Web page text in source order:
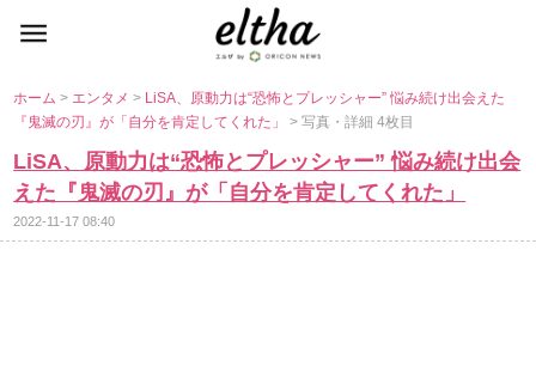
ホーム> エンタメ> LiSA、原動力は“恐怖とプレッシャー” 悩み続け出会えた
『鬼滅の刃』が「自分を肯定してくれた」> 写真・詳細 4枚目
LiSA、原動力は“恐怖とプレッシャー” 悩み続け出会
えた『鬼滅の刃』が「自分を肯定してくれた」
2022-11-17 08:40